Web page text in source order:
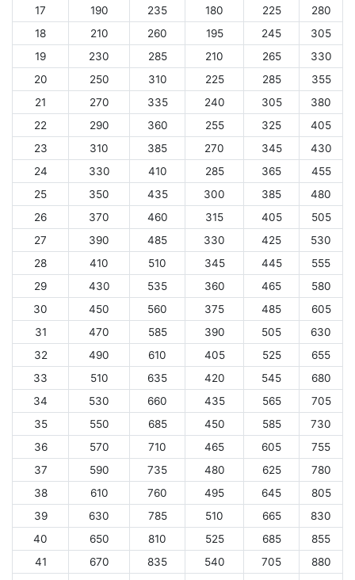
17 190 235 180 225
280
18
210 260 195 245
305
19
230 285 210 265
330
20
250 310 225 285
355
21
270 335 240 305
380
22
290 360 255 325
405
23
310 385 270 345
430
24
330 410 285 365
455
25
350 435 300 385
480
26
370 460 315 405
505
27
390 485 330 425
530
28
410 510 345 445
555
29
430 535 360 465
580
30
450 560 375 485
605
31
470 585 390 505
630
32
490 610 405 525
655
33
510 635 420 545
680
34
530 660 435 565
705
35
550 685 450 585
730
36
570 710 465 605
755
37
590 735 480 625
780
38
610 760 495 645
805
39
630 785 510 665
830
40
650 810 525 685
855
41
670 835 540 705
880